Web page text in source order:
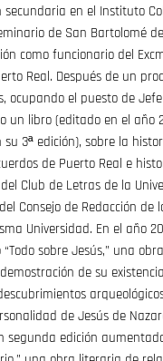
secundaria en el Instituto
de San Bartolomé
como funcionario del
Real. Después de un
ocupando el puesto de
un libro (editado en el año
3ª edición), sobre la
de Puerto Real e
Club de Letras de la
Consejo de Redacción de
Universidad. En el año
sobre Jesús,” una
de su
de Jesús de
segunda edición